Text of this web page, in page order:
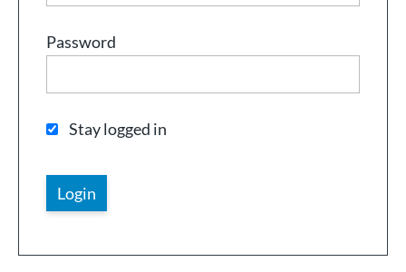
Password
Stay logged in